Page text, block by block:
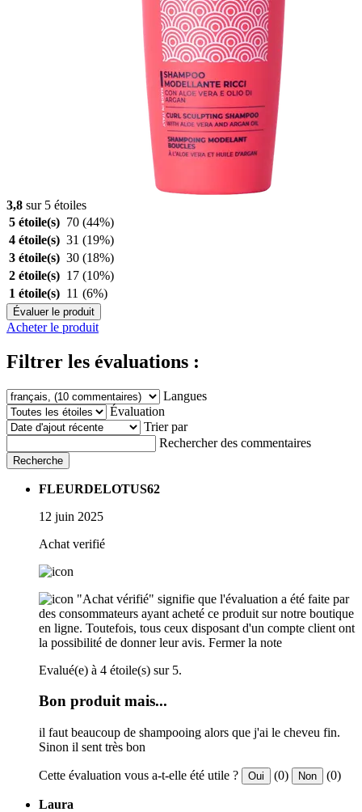
3,8 sur 5 étoiles
5 étoile(s) 70 (44%)
4 étoile(s) 31 (19%)
3 étoile(s) 30 (18%)
2 étoile(s) 17 (10%)
1 étoile(s) 11 (6%)
Évaluer le produit
Acheter le produit
Filtrer les évaluations :
Langues
Évaluation
Trier par
Rechercher des commentaires
Recherche
FLEURDELOTUS62
12 juin 2025
Achat verifié
"Achat vérifié" signifie que l'évaluation a été faite par
des consommateurs ayant acheté ce produit sur notre boutique
en ligne. Toutefois, tous ceux disposant d'un compte client ont
la possibilité de donner leur avis. Fermer la note
Evalué(e) à 4 étoile(s) sur 5.
Bon produit mais...
il faut beaucoup de shampooing alors que j'ai le cheveu fin.
Sinon il sent très bon
Cette évaluation vous a-t-elle été utile ? Oui (0) Non (0)
Laura